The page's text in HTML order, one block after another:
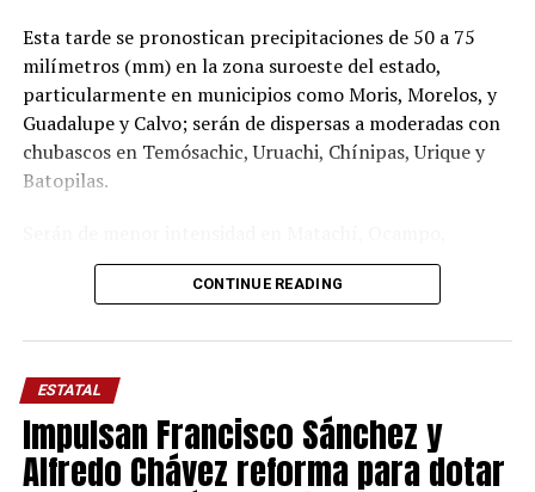
Esta tarde se pronostican precipitaciones de 50 a 75
milímetros (mm) en la zona suroeste del estado,
particularmente en municipios como Moris, Morelos, y
Guadalupe y Calvo; serán de dispersas a moderadas con
chubascos en Temósachic, Uruachi, Chínipas, Urique y
Batopilas.
Maguarichi, Guachochi, Balleza, El Tule, Santa Bárbara y
Matamoros, condiciones que podrían incluir actividad
Para el domingo, en esa misma región se prevén lluvias
de 25 a 50 mm, con acumulados de moderados a
puntualmente fuertes en Morelos, y Guadalupe y Calvo.
Además se contemplan chubascos y precipitaciones de
CONTINUE READING
ESTATAL
Impulsan Francisco Sánchez y
Alfredo Chávez reforma para dotar